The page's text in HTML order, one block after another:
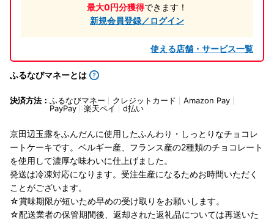
最大0円分獲得できます！
新規会員登録／ログイン
使える店舗・サービス一覧
ふるなびマネーとは
決済方法： ふるなびマネー クレジットカード
Amazon Pay
PayPay
楽天ペイ d払い
京田辺玉露をふんだんに使用したふんわり・しっとりなチョコレ
ートケーキです。ベルギー産、フランス産の2種類のチョコレート
を使用して濃厚な味わいに仕上げました。
発送は冷凍対応になります。受注生産になるためお時間いただく
ことがございます。
☆賞味期限が短いため早めの受け取りをお願いします。
☆配送業者の保管期間後、返却された返礼品については再送いた